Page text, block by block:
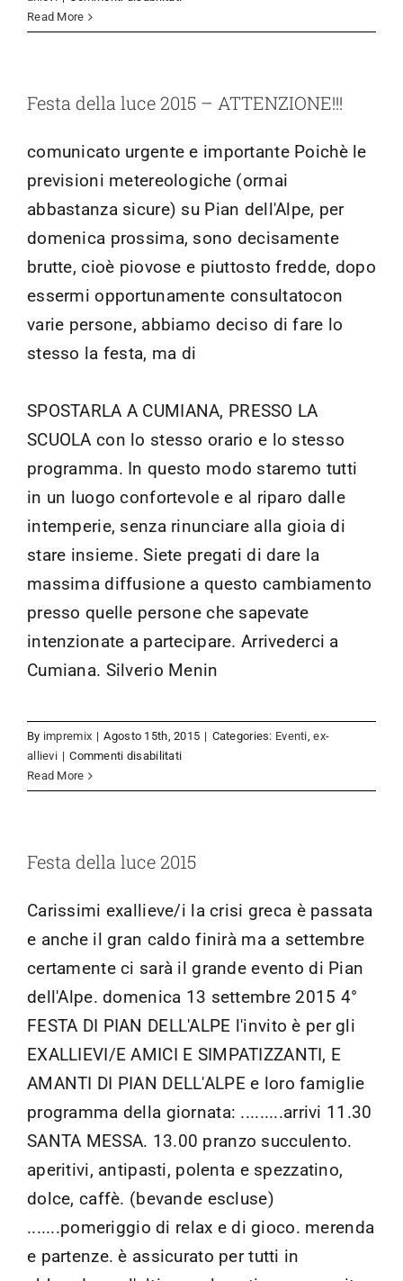
di
–
2016
Read More
Festa della luce 2015 – ATTENZIONE!!!
comunicato urgente e importante Poichè le
previsioni metereologiche (ormai
abbastanza sicure) su Pian dell'Alpe, per
domenica prossima, sono decisamente
brutte, cioè piovose e piuttosto fredde, dopo
essermi opportunamente consultatocon
varie persone, abbiamo deciso di fare lo
stesso la festa, ma di
SPOSTARLA A CUMIANA, PRESSO LA
SCUOLA con lo stesso orario e lo stesso
programma. In questo modo staremo tutti
in un luogo confortevole e al riparo dalle
intemperie, senza rinunciare alla gioia di
stare insieme. Siete pregati di dare la
massima diffusione a questo cambiamento
presso quelle persone che sapevate
intenzionate a partecipare. Arrivederci a
Cumiana. Silverio Menin
By impremix | Agosto 15th, 2015 | Categories: Eventi,ex-
allievi | Commenti disabilitatisu
della
–
ATTENZIONE!!!
Read More
Festa della luce 2015
Carissimi exallieve/i la crisi greca è passata
e anche il gran caldo finirà ma a settembre
certamente ci sarà il grande evento di Pian
dell'Alpe. domenica 13 settembre 2015 4°
FESTA DI PIAN DELL'ALPE l'invito è per gli
EXALLIEVI/E AMICI E SIMPATIZZANTI, E
AMANTI DI PIAN DELL'ALPE e loro famiglie
programma della giornata: .........arrivi 11.30
SANTA MESSA. 13.00 pranzo succulento.
aperitivi, antipasti, polenta e spezzatino,
dolce, caffè. (bevande escluse)
.......pomeriggio di relax e di gioco. merenda
e partenze. è assicurato per tutti in